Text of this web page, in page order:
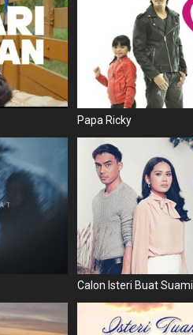
Papa Ricky
Calon Isteri Buat Suami